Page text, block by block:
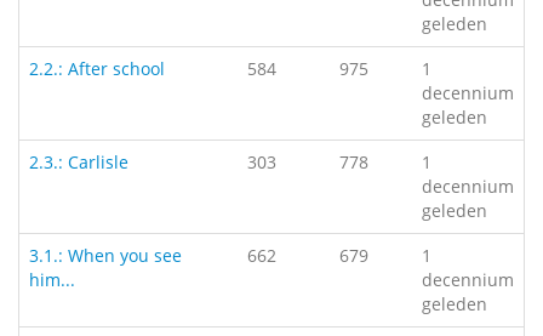
geleden
2.2.: After school
584 975
1
decennium
geleden
2.3.: Carlisle
303 778
1
decennium
geleden
3.1.: When you see
him...
662 679
1
decennium
geleden